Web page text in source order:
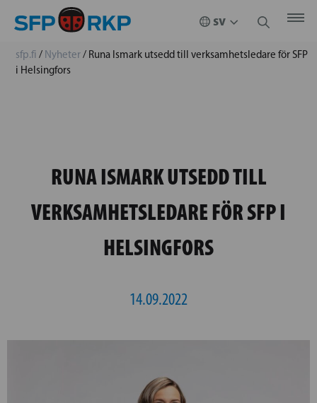
sfp.fi / Nyheter/ Runa Ismark utsedd till verksamhetsledare för SFP
i Helsingfors
RUNA ISMARK UTSEDD TILL
VERKSAMHETSLEDARE FÖR SFP I
HELSINGFORS
14.09.2022